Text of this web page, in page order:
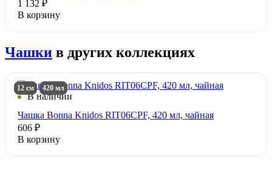
1 132 ₽
В корзину
Чашки в других коллекциях
12 см 420 мл
В наличии
Чашка Bonna Knidos RIT06CPF, 420 мл, чайная
606 ₽
В корзину